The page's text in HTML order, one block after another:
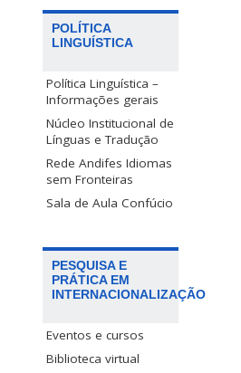
POLÍTICA
LINGUÍSTICA
Política Linguística –
Informações gerais
Núcleo Institucional de
Línguas e Tradução
Rede Andifes Idiomas
sem Fronteiras
Sala de Aula Confúcio
PESQUISA E
PRÁTICA EM
INTERNACIONALIZAÇÃO
Eventos e cursos
Biblioteca virtual